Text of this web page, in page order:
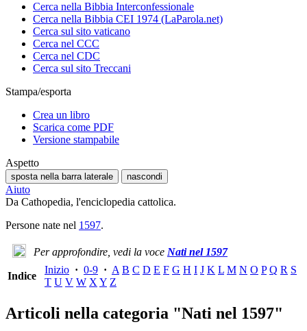
Cerca nella Bibbia Interconfessionale
Cerca nella Bibbia CEI 1974 (LaParola.net)
Cerca sul sito vaticano
Cerca nel CCC
Cerca nel CDC
Cerca sul sito Treccani
Stampa/esporta
Crea un libro
Scarica come PDF
Versione stampabile
Aspetto
sposta nella barra laterale nascondi
Aiuto
Da Cathopedia, l'enciclopedia cattolica.
Persone nate nel 1597.
Per approfondire, vedi la voce Nati nel 1597
Indice
Inizio · 0-9 · A B C D E F G H I J K L M N O P Q R S
T U V W XY Z
Articoli nella categoria "Nati nel 1597"